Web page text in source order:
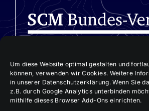
Um diese Website optimal gestalten und
können, verwenden wir Cookies. Weitere
in unserer Datenschutzerklärung. Wenn Sie
z.B. durch Google Analytics unterbinden
mithilfe dieses Browser Add-Ons einrichten.